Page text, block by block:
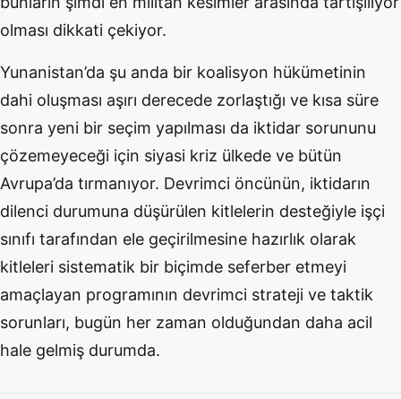
olması dikkati çekiyor.
Yunanistan’da şu anda bir koalisyon hükümetinin
dahi oluşması aşırı derecede zorlaştığı ve kısa süre
sonra yeni bir seçim yapılması da iktidar sorununu
çözemeyeceği için siyasi kriz ülkede ve bütün
Avrupa’da tırmanıyor. Devrimci öncünün, iktidarın
dilenci durumuna düşürülen kitlelerin desteğiyle işçi
sınıfı tarafından ele geçirilmesine hazırlık olarak
kitleleri sistematik bir biçimde seferber etmeyi
amaçlayan programının devrimci strateji ve taktik
sorunları, bugün her zaman olduğundan daha acil
hale gelmiş durumda.